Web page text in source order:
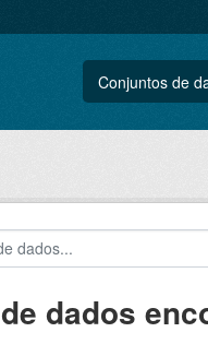
Conjuntos de
dados